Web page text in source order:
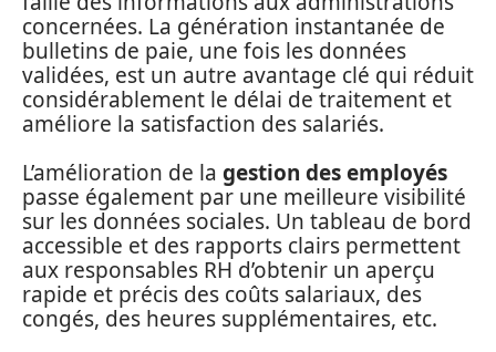
concernées. La génération instantanée de
bulletins de paie, une fois les données
validées, est un autre avantage clé qui réduit
considérablement le délai de traitement et
améliore la satisfaction des salariés.
L’amélioration de la gestion des employés
passe également par une meilleure visibilité
sur les données sociales. Un tableau de bord
accessible et des rapports clairs permettent
aux responsables RH d’obtenir un aperçu
rapide et précis des coûts salariaux, des
congés, des heures supplémentaires, etc.